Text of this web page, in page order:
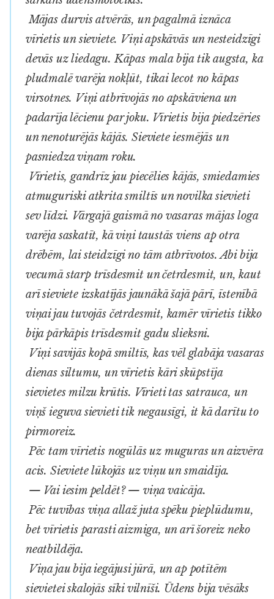
Mājas durvis atvērās, un pagalmā iznāca
vīrietis un sieviete. Viņi apskāvās un nesteidzīgi
devās uz liedagu. Kāpas mala bija tik augsta, ka
pludmalē varēja nokļūt, tikai lecot no kāpas
virsotnes. Viņi atbrīvojās no apskāviena un
padarīja lēcienu par joku. Vīrietis bija piedzēries
un nenoturējās kājās. Sieviete iesmējās un
pasniedza viņam roku.
Vīrietis, gandrīz jau piecēlies kājās, smiedamies
atmuguriski atkrita smiltīs un novilka sievieti
sev līdzi. Vārgajā gaismā no vasaras mājas loga
varēja saskatīt, kā viņi taustās viens ap otra
drēbēm, lai steidzīgi no tām atbrīvotos. Abi bija
vecumā starp trīsdesmit un četrdesmit, un, kaut
arī sieviete izskatījās jaunākā šajā pārī, īstenībā
viņai jau tuvojās četrdesmit, kamēr vīrietis tikko
bija pārkāpis trīsdesmit gadu slieksni.
Viņi savijās kopā smiltīs, kas vēl glabāja vasaras
dienas siltumu, un vīrietis kāri skūpstīja
sievietes milzu krūtis. Vīrieti tas satrauca, un
viņš ieguva sievieti tik negausīgi, it kā darītu to
pirmoreiz.
Pēc tam vīrietis nogūlās uz muguras un aizvēra
acis. Sieviete lūkojās uz viņu un smaidīja.
— Vai iesim peldēt? — viņa vaicāja.
Pēc tuvības viņa allaž juta spēku pieplūdumu,
bet vīrietis parasti aizmiga, un arī šoreiz neko
neatbildēja.
Viņa jau bija iegājusi jūrā, un ap potītēm
sievietei skalojās sīki vilnīši. Ūdens bija vēsāks